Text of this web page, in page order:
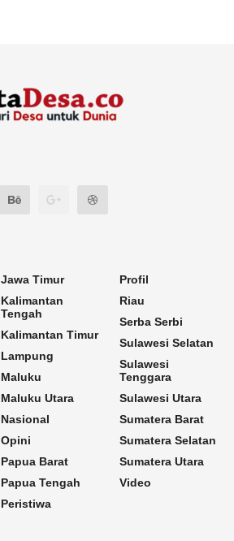
Jawa Timur
Kalimantan
Tengah
Kalimantan Timur
Lampung
Maluku
Maluku Utara
Nasional
Opini
Papua Barat
Papua Tengah
Peristiwa
Profil
Riau
Serba Serbi
Sulawesi Selatan
Sulawesi
Tenggara
Sulawesi Utara
Sumatera Barat
Sumatera Selatan
Sumatera Utara
Video